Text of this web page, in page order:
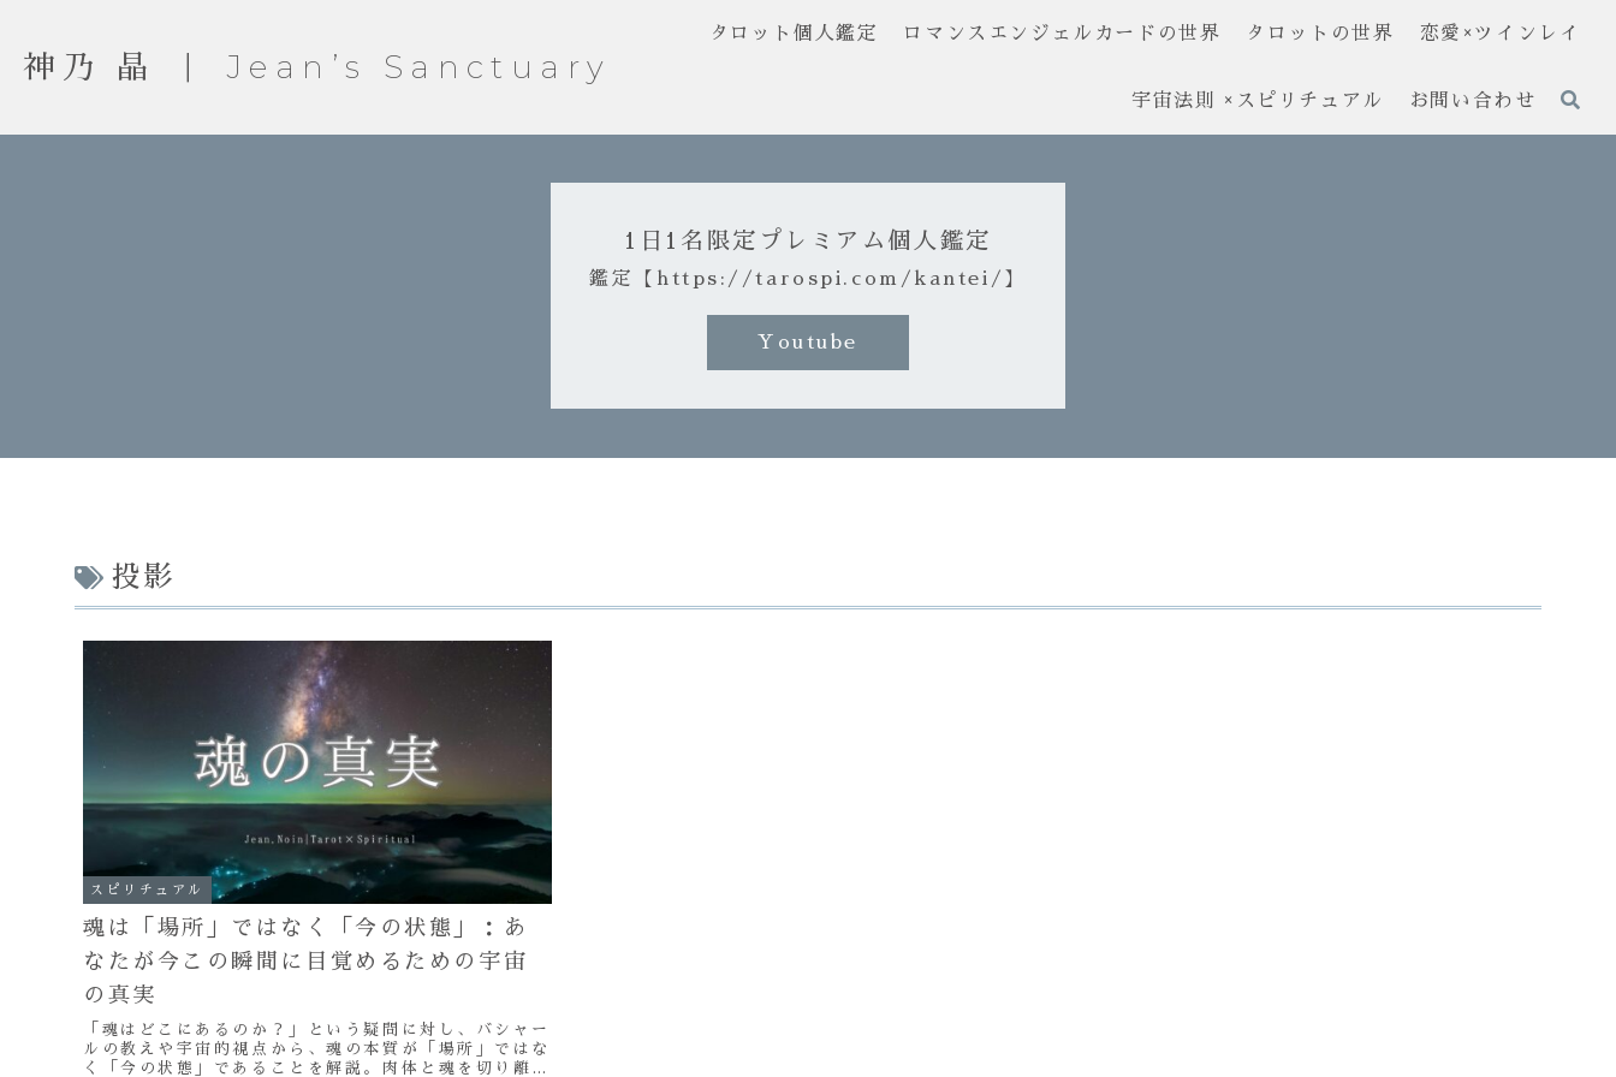
神乃 晶 ｜ Jean’s Sanctuary
タロット個人鑑定 ロマンスエンジェルカードの世界 タロットの世界 恋愛×ツインレイ
宇宙法則 ×スピリチュアル お問い合わせ
1日1名限定プレミアム個人鑑定
鑑定【https://tarospi.com/kantei/】
Youtube
投影
スピリチュアル
魂は「場所」ではなく「今の状態」：あ
なたが今この瞬間に目覚めるための宇宙
の真実
「魂はどこにあるのか？」という疑問に対し、バシャー
ルの教えや宇宙的視点から、魂の本質が「場所」ではな
く「今の状態」であることを解説。肉体と魂を切り離し